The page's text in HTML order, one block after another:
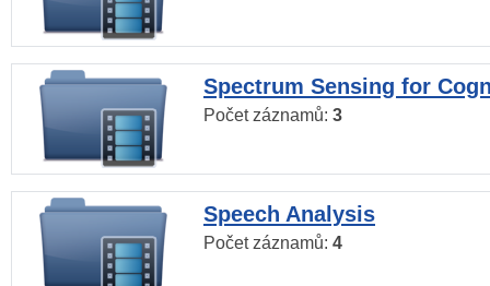
Spectrum Sensing for
Počet záznamů: 3
Speech Analysis
Počet záznamů: 4